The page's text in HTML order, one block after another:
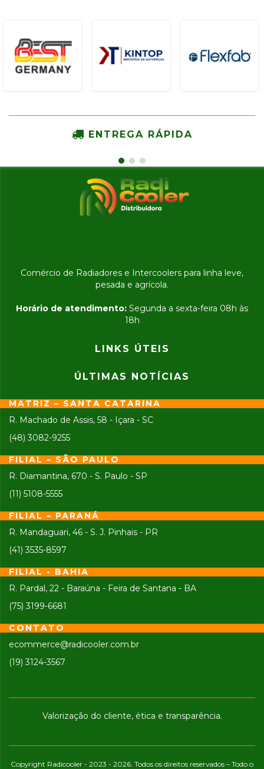
ENTREGA RÁPIDA
Comércio de Radiadores e Intercoolers para linha leve,
pesada e agrícola.
Horário de atendimento: Segunda a sexta-feira 08h às
18h
LINKS ÚTEIS
ÚLTIMAS NOTÍCIAS
MATRIZ – SANTA CATARINA
R. Machado de Assis, 58 - Içara - SC
(48) 3082-9255
FILIAL – SÃO PAULO
R. Diamantina, 670 - S. Paulo - SP
(11) 5108-5555
FILIAL – PARANÁ
R. Mandaguari, 46 - S. J. Pinhais - PR
(41) 3535-8597
FILIAL - BAHIA
R. Pardal, 22 - Baraúna - Feira de Santana - BA
(75) 3199-6681
CONTATO
ecommerce@radicooler.com.br
(19) 3124-3567
Valorização do cliente, ética e transparência.
Copyright Radicooler - 2023 - 2026. Todos os direitos reservados – Todo o